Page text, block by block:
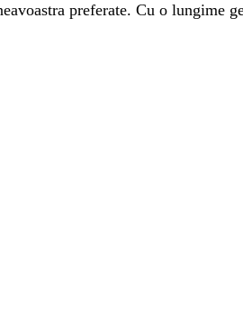
preferate. Cu o lungime